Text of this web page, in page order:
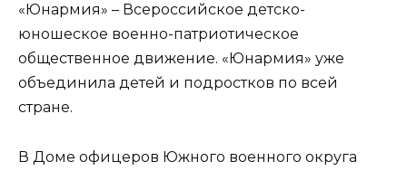
«Юнармия» – Всероссийское детско-
юношеское военно-патриотическое
общественное движение. «Юнармия» уже
объединила детей и подростков по всей
стране.
В Доме офицеров Южного военного округа